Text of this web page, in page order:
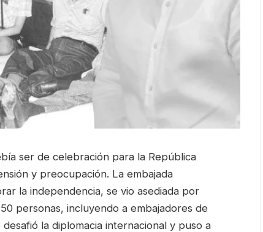
ser de celebración para la República
y preocupación. La embajada
la independencia, se vio asediada por
personas, incluyendo a embajadores de
la diplomacia internacional y puso a